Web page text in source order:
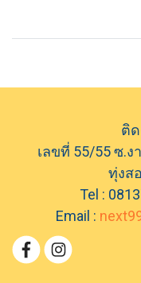
ติ
เลขที่ 55/55 ซ.
ทุ่งส
Tel :
Email :